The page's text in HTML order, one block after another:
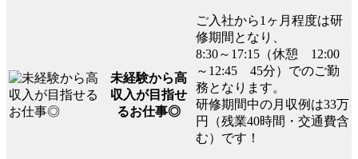
未経験から高
収入が目指せ
るお仕事◎
ご入社から1ヶ月程度は研
修期間となり、
8:30～17:15（休憩 12:00
～12:45 45分）でのご勤
務となります。
研修期間中の月収例は33万
円（残業40時間・交通費含
む）です！